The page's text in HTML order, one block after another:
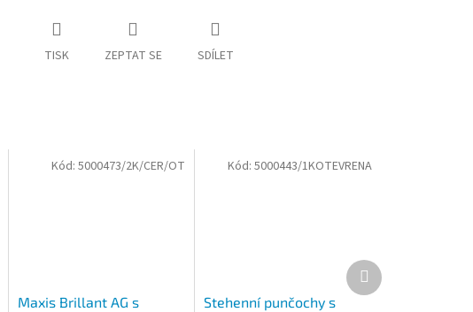
TISK ZEPTAT SE SDÍLET
Maxis Brillant AG s
Kód:5000473/2K/CER/OT
Stehenní punčochy s
Kód: 5000443/1KOTEVRENA
Další
produkt